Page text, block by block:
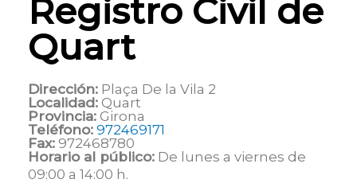
Registro Civil de
Quart
Dirección: Plaça De la Vila 2
Localidad: Quart
Provincia: Girona
Teléfono: 972469171
Fax: 972468780
Horario al público: De lunes a viernes de
09:00 a 14:00 h.